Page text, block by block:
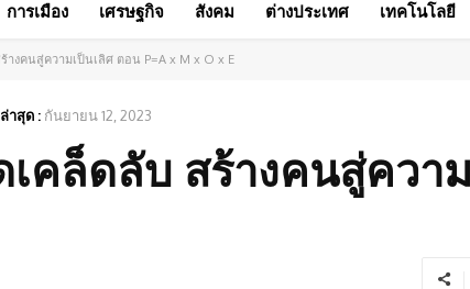
การเมือง เศรษฐกิจ สังคม ต่างประเทศ เทคโนโลยี
างคนสู่ความเป็นเลิศ ตอน P=A x M x O x E
าสุด : กันยายน 12, 2023
ดเคล็ดลับ สร้างคนสู่ควา